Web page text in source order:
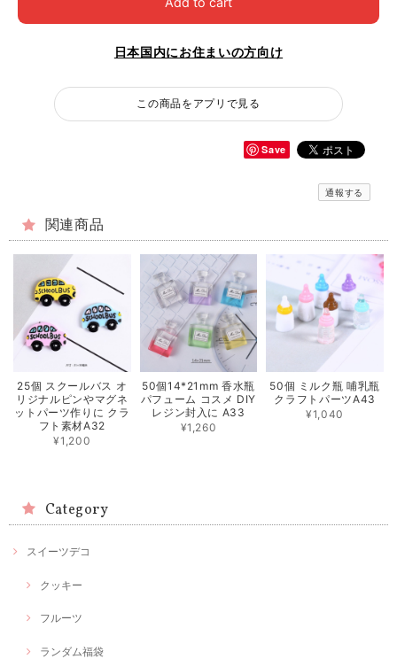
日本国内にお住まいの方向け
この商品をアプリで見る
Save
通報する
関連商品
25個 スクールバス オ
リジナルピンやマグネ
ットパーツ作りに クラ
フト素材A32
¥1,200
50個14*21mm 香水瓶
パフューム コスメ DIY
レジン封入に A33
¥1,260
50個 ミルク瓶 哺乳瓶
クラフトパーツA43
¥1,040
Category
スイーツデコ
クッキー
フルーツ
ランダム福袋